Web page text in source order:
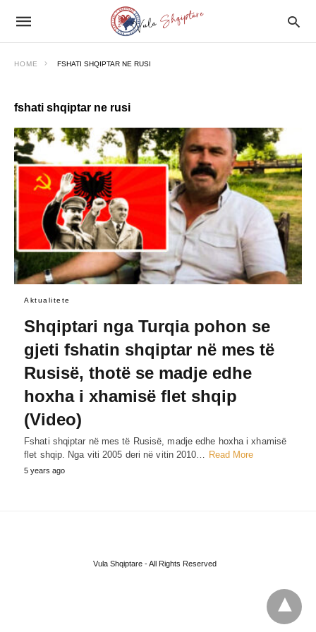
HOME FSHATI SHQIPTAR NE RUSI
fshati shqiptar ne rusi
Aktualitete
Shqiptari nga Turqia pohon se
gjeti fshatin shqiptar në mes të
Rusisë, thotë se madje edhe
hoxha i xhamisë flet shqip
(Video)
Fshati shqiptar në mes të Rusisë, madje edhe hoxha i xhamisë
flet shqip. Nga viti 2005 deri në vitin 2010… Read More
5 years ago
Vula Shqiptare - All Rights Reserved